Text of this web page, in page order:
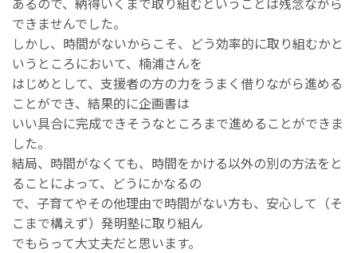
できませんでした。
しかし、時間がないからこそ、どう効率的に取り組むかと
いうところにおいて、楠浦さんを
はじめとして、支援者の方の力をうまく借りながら進める
ことができ、結果的に企画書は
いい具合に完成できそうなところまで進めることができま
した。
結局、時間がなくても、時間をかける以外の別の方法をと
ることによって、どうにかなるの
で、子育てやその他理由で時間がない方も、安心して（そ
こまで構えず）発明塾に取り組ん
でもらって大丈夫だと思います。